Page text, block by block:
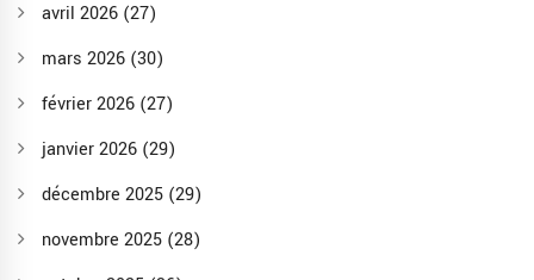
avril 2026 (27)
mars 2026 (30)
février 2026 (27)
janvier 2026 (29)
décembre 2025 (29)
novembre 2025 (28)